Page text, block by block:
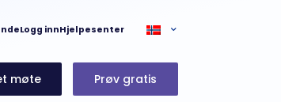
møte Prøv gratis
Logg innHjelpesenter